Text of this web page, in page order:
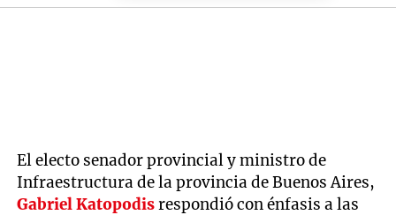
El electo senador provincial y ministro de
Infraestructura de la provincia de Buenos Aires,
Gabriel Katopodisrespondió con énfasis a las